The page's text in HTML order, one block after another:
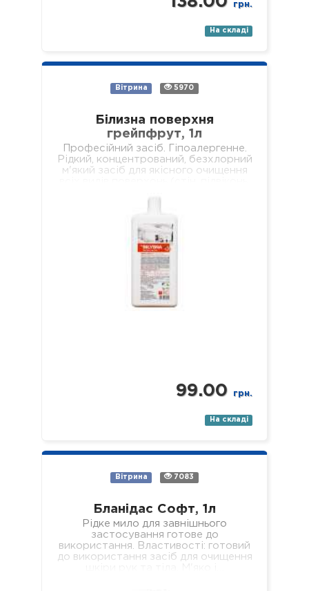
грн.
На складі
Вітрина 5970
Білизна поверхня
грейпфрут, 1л
Професійний засіб. Гіпоалергенне.
Рідкий, концентрований, безхлорний
м'який засіб для якісного очищення
99.00 грн.
На складі
Вітрина 7083
Бланідас Софт, 1л
Рідке мило для завнішнього
застосування готове до
використання. Властивості: готовий
до використання засіб для очищення